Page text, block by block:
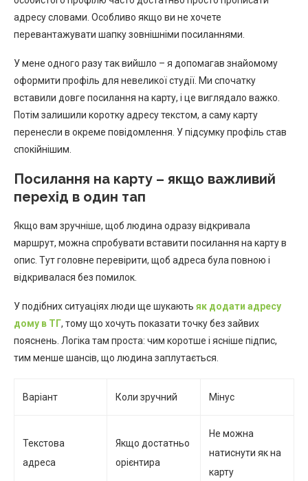
адресу словами. Особливо якщо ви не хочете
перевантажувати шапку зовнішніми посиланнями.
У мене одного разу так вийшло – я допомагав знайомому
оформити профіль для невеликої студії. Ми спочатку
вставили довге посилання на карту, і це виглядало важко.
Потім залишили коротку адресу текстом, а саму карту
перенесли в окреме повідомлення. У підсумку профіль став
спокійнішим.
Посилання на карту – якщо важливий
перехід в один тап
Якщо вам зручніше, щоб людина одразу відкривала
маршрут, можна спробувати вставити посилання на карту в
опис. Тут головне перевірити, щоб адреса була повною і
відкривалася без помилок.
У подібних ситуаціях люди ще шукають як додати адресу
дому в ТГ, тому що хочуть показати точку без зайвих
пояснень. Логіка там проста: чим коротше і ясніше підпис,
тим менше шансів, що людина заплутається.
Варіант Коли зручний Мінус
Текстова
адреса
Якщо достатньо
орієнтира
Не можна
натиснути як на
карту